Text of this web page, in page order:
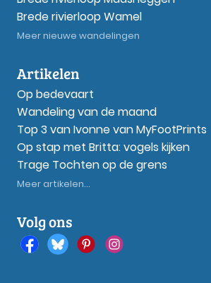
Brede rivierloop Wamel
Meer nieuwe wandelingen
Artikelen
Op bedevaart
Wandeling van de maand
Top 3 van Ivonne van MyFootPrints
Op stap met Britta: vogels kijken
Trage Tochten op de grens
Meer artikelen...
Volg ons